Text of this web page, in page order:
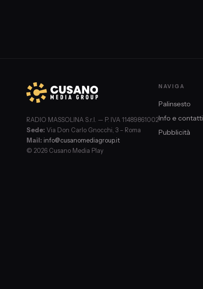
RADIO MASSOLINA S.r.l. — P. IVA 11489861002
Sede: Via Don Carlo Gnocchi, 3 – Roma
Mail: info@cusanomediagroup.it
© 2026 Cusano Media Play
NAVIGA
Palinsesto
Info e contatti
Pubblicità